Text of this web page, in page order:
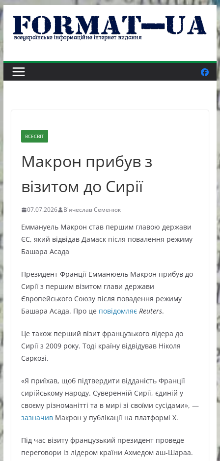
Skip
content
ВСЕСВІТ
Макрон прибув з
візитом до Сирії
07.07.2026 В'ячеслав Семенюк
Еммануель Макрон став першим главою держави
ЄС, який відвідав Дамаск після повалення режиму
Башара Асада
Президент Франції Емманюель Макрон прибув до
Сирії з першим візитом глави держави
Європейського Союзу після повадення режиму
Башара Асада. Про це повідомляє Reuters.
Це також перший візит французького лідера до
Сирії з 2009 року. Тоді країну відвідував Ніколя
Саркозі.
«Я приїхав, щоб підтвердити відданість Франції
сирійському народу. Суверенній Сирії, єдиній у
своєму різноманітті та в мирі зі своїми сусідами», —
зазначив Макрон у публікації на платформі X.
Під час візиту французький президент проведе
переговори із лідером країни Ахмедом аш-Шараа.